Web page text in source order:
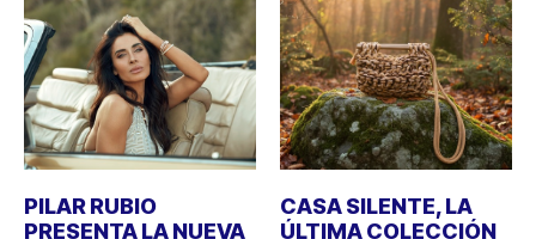
PILAR RUBIO
PRESENTA LA NUEVA
CASA SILENTE, LA
ÚLTIMA COLECCIÓN